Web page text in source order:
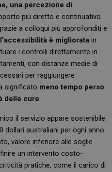
una percezione di
più diretto e continuativo
a colloqui più approfonditi e
l’accessibilità è migliorata in
i controlli direttamente in
con distanze medie di
per raggiungere
significato meno tempo perso
delle cure.
il servizio appare sostenibile.
dollari australiani per ogni anno
valore inferiore alle soglie
un intervento costo-
pratiche, come il carico di